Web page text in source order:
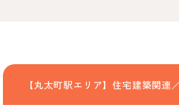
【丸太町駅エリア】住宅建築関連